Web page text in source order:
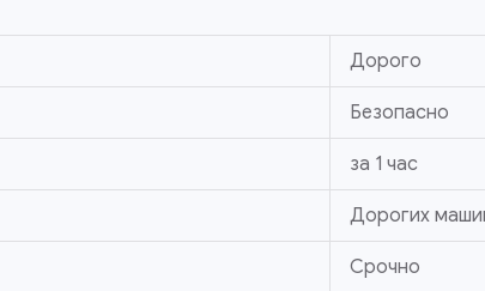
Дорого
Безопасно
за 1 час
Дорогих
Срочно